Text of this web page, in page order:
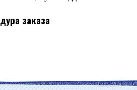
заказа